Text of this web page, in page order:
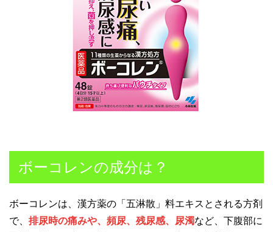
ボーコレンの成分は？
ボーコレンは、漢方薬の「五淋散」料エキスとされる方剤
で、 排尿時の痛みや、頻尿、残尿感、尿濁など、下腹部に